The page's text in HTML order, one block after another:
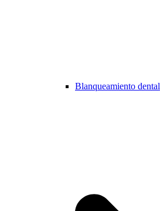
Blanqueamiento dental